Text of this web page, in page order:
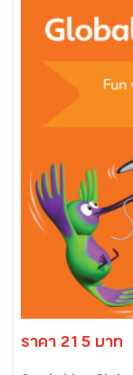
ราคา 215 บาท